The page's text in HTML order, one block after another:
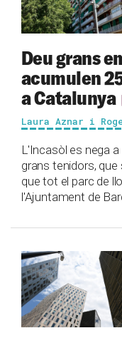
Deu grans
acumulen
a Catalunya
Laura Aznar i
L'Incasòl es nega
grans tenidors,
que tot el parc de
l'Ajuntament de